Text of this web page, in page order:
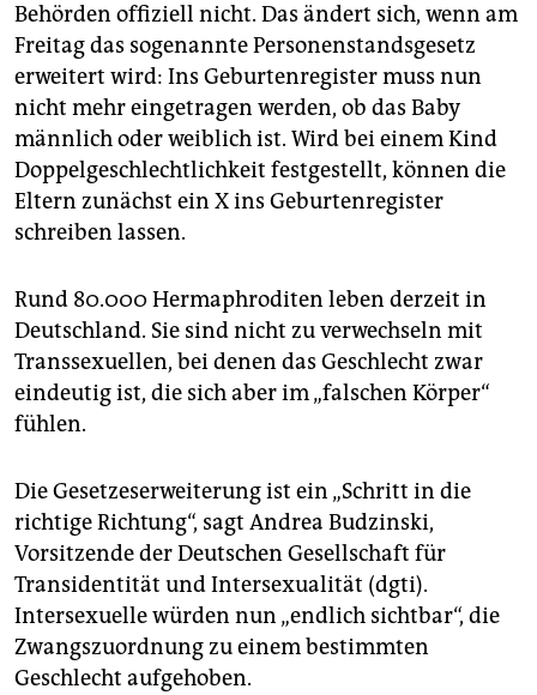
Behörden offiziell nicht. Das ändert sich, wenn am
Freitag das sogenannte Personenstandsgesetz
erweitert wird: Ins Geburtenregister muss nun
nicht mehr eingetragen werden, ob das Baby
männlich oder weiblich ist. Wird bei einem Kind
Doppelgeschlechtlichkeit festgestellt, können die
Eltern zunächst ein X ins Geburtenregister
schreiben lassen.
Rund 80.000 Hermaphroditen leben derzeit in
Deutschland. Sie sind nicht zu verwechseln mit
Transsexuellen, bei denen das Geschlecht zwar
eindeutig ist, die sich aber im „falschen Körper“
fühlen.
Die Gesetzeserweiterung ist ein „Schritt in die
richtige Richtung“, sagt Andrea Budzinski,
Vorsitzende der Deutschen Gesellschaft für
Transidentität und Intersexualität (dgti).
Intersexuelle würden nun „endlich sichtbar“, die
Zwangszuordnung zu einem bestimmten
Geschlecht aufgehoben.